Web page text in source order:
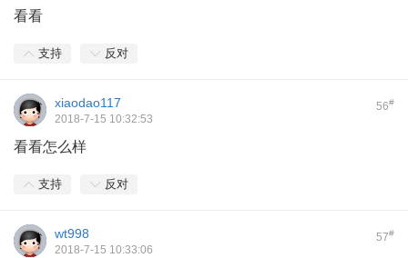
看看
支持 反对
56#
xiaodao117
2018-7-15 10:32:53
看看怎么样
支持 反对
57#
wt998
2018-7-15 10:33:06